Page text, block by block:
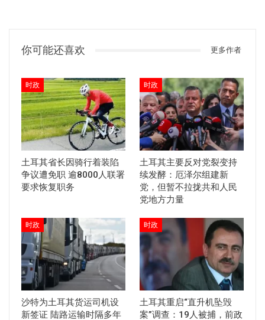
你可能还喜欢 更多作者
时政
土耳其省长因骑行着装陷
争议遭免职 逾8000人联署
要求恢复职务
时政
土耳其主要反对党裂变持
续发酵：厄泽尔组建新
党，但暂不拉拢共和人民
党地方力量
时政
沙特为土耳其货运司机设
新签证 陆路运输时隔多年
时政
土耳其重启“直升机坠毁
案”调查：19人被捕，前政